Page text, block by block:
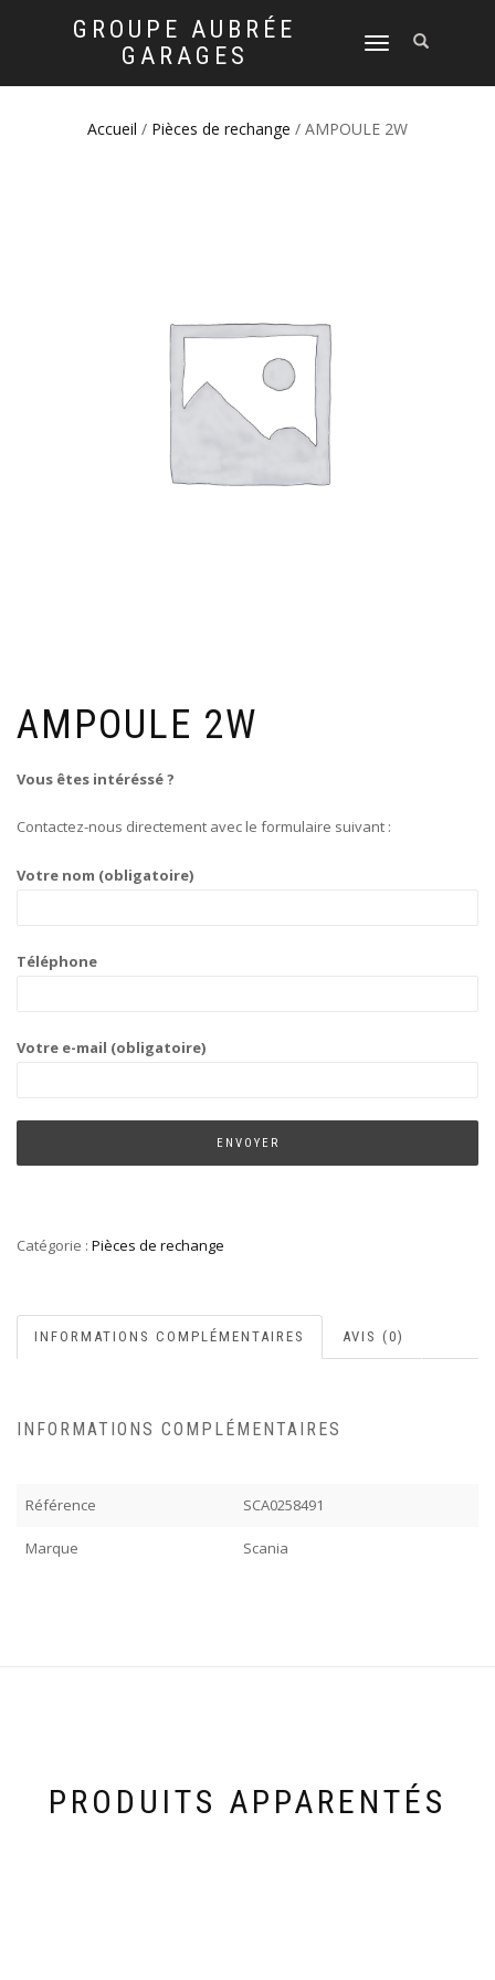
GROUPE AUBRÉE
GARAGES
DÉPLIER
NAVIGATION
Accueil / Pièces de rechange / AMPOULE 2W
AMPOULE 2W
Vous êtes intéréssé ?
Contactez-nous directement avec le formulaire suivant :
Votre nom (obligatoire)
Téléphone
Votre e-mail (obligatoire)
Catégorie : Pièces de rechange
INFORMATIONS COMPLÉMENTAIRES AVIS (0)
INFORMATIONS COMPLÉMENTAIRES
Référence SCA0258491
Marque Scania
PRODUITS APPARENTÉS